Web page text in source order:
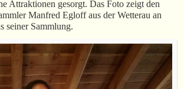
Attraktionen gesorgt. Das Foto zeigt den
Manfred Egloff aus der Wetterau an
seiner Sammlung.